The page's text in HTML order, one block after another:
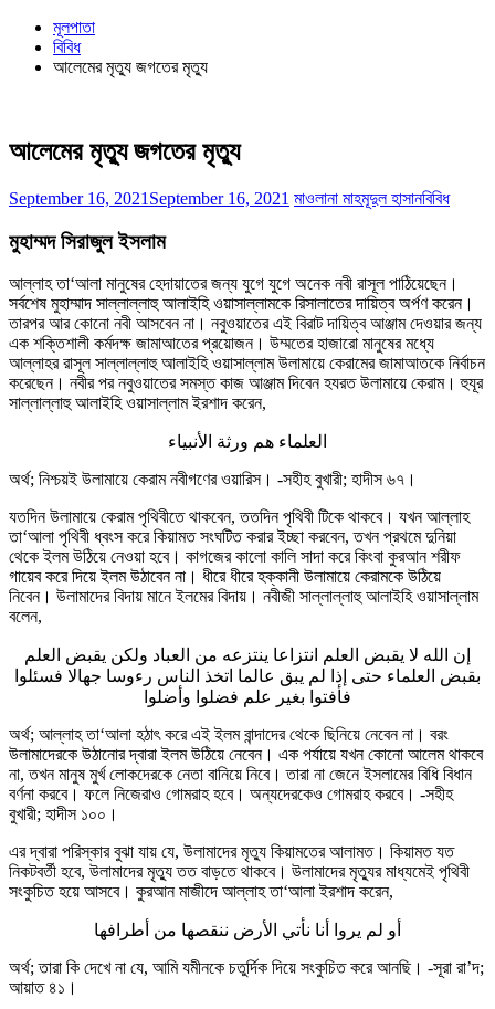
মূলপাতা
বিবিধ
আলেমের মৃত্যু জগতের মৃত্যু
আলেমের মৃত্যু জগতের মৃত্যু
September 16, 2021 September 16, 2021 মাওলানা মাহমূদুল হাসানবিবিধ
মুহাম্মদ সিরাজুল ইসলাম
আল্লাহ তা‘আলা মানুষের হেদায়াতের জন্য যুগে যুগে অনেক নবী রাসূল পাঠিয়েছেন।
সর্বশেষ মুহাম্মাদ সাল্লাল্লাহু আলাইহি ওয়াসাল্লামকে রিসালাতের দায়িত্ব অর্পণ করেন।
তারপর আর কোনো নবী আসবেন না। নবুওয়াতের এই বিরাট দায়িত্ব আঞ্জাম দেওয়ার জন্য
এক শক্তিশালী কর্মদক্ষ জামাআতের প্রয়োজন। উম্মতের হাজারো মানুষের মধ্যে
আল্লাহর রাসূল সাল্লাল্লাহু আলাইহি ওয়াসাল্লাম উলামায়ে কেরামের জামাআতকে নির্বাচন
করেছেন। নবীর পর নবুওয়াতের সমস্ত কাজ আঞ্জাম দিবেন হযরত উলামায়ে কেরাম। হুযূর
সাল্লাল্লাহু আলাইহি ওয়াসাল্লাম ইরশাদ করেন,
العلماء هم ورثة الأنبياء
অর্থ; নিশ্চয়ই উলামায়ে কেরাম নবীগণের ওয়ারিস। -সহীহ বুখারী; হাদীস ৬৭।
যতদিন উলামায়ে কেরাম পৃথিবীতে থাকবেন, ততদিন পৃথিবী টিকে থাকবে। যখন আল্লাহ
তা‘আলা পৃথিবী ধ্বংস করে কিয়ামত সংঘটিত করার ইচ্ছা করবেন, তখন প্রথমে দুনিয়া
থেকে ইলম উঠিয়ে নেওয়া হবে। কাগজের কালো কালি সাদা করে কিংবা কুরআন শরীফ
গায়েব করে দিয়ে ইলম উঠাবেন না। ধীরে ধীরে হক্কানী উলামায়ে কেরামকে উঠিয়ে
নিবেন। উলামাদের বিদায় মানে ইলমের বিদায়। নবীজী সাল্লাল্লাহু আলাইহি ওয়াসাল্লাম
বলেন,
إن الله لا يقبض العلم انتزاعا ينتزعه من العباد ولكن يقبض العلم
بقبض العلماء حتى إذا لم يبق عالما اتخذ الناس رءوسا جهالا فسئلوا
فأفتوا بغير علم فضلوا وأضلوا
অর্থ; আল্লাহ তা‘আলা হঠাৎ করে এই ইলম বান্দাদের থেকে ছিনিয়ে নেবেন না। বরং
উলামাদেরকে উঠানোর দ্বারা ইলম উঠিয়ে নেবেন। এক পর্যায়ে যখন কোনো আলেম থাকবে
না, তখন মানুষ মুর্খ লোকদেরকে নেতা বানিয়ে নিবে। তারা না জেনে ইসলামের বিধি বিধান
বর্ণনা করবে। ফলে নিজেরাও গোমরাহ হবে। অন্যদেরকেও গোমরাহ করবে। -সহীহ
বুখারী; হাদীস ১০০।
এর দ্বারা পরিস্কার বুঝা যায় যে, উলামাদের মৃত্যু কিয়ামতের আলামত। কিয়ামত যত
নিকটবর্তী হবে, উলামাদের মৃত্যু তত বাড়তে থাকবে। উলামাদের মৃত্যুর মাধ্যমেই পৃথিবী
সংকুচিত হয়ে আসবে। কুরআন মাজীদে আল্লাহ তা‘আলা ইরশাদ করেন,
أو لم يروا أنا نأتي الأرض ننقصها من أطرافها
অর্থ; তারা কি দেখে না যে, আমি যমীনকে চতুর্দিক দিয়ে সংকুচিত করে আনছি। -সূরা রা’দ;
আয়াত ৪১।